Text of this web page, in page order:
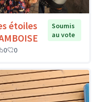
étoiles
Soumis
au vote
0 0